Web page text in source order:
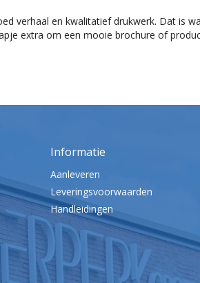
verhaal en kwalitatief drukwerk. Dat is
extra om een mooie brochure of
Informatie
Aanleveren
Leveringsvoorwaarden
Handleidingen